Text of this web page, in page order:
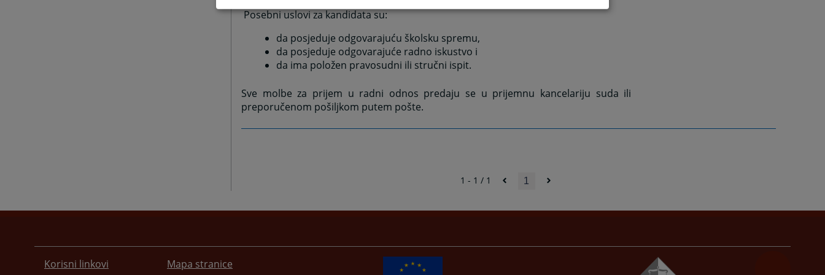
Posebni uslovi za kandidata su:
da posjeduje odgovarajuću školsku spremu,
da posjeduje odgovarajuće radno iskustvo i
da ima položen pravosudni ili stručni ispit.
Sve molbe za prijem u radni odnos predaju se u prijemnu kancelariju suda ili
preporučenom pošiljkom putem pošte.
1 - 1 / 1 1
Korisni linkovi Mapa stranice